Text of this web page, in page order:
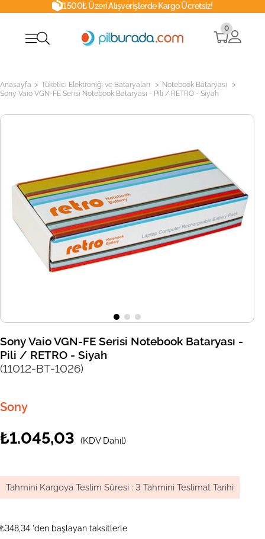
1500₺ Üzeri Alışverişlerde Kargo Ücretsiz!
0
Anasayfa > Tüketici Elektroniği ve Bataryaları > Notebook Bataryası >
Sony Vaio VGN-FE Serisi Notebook Bataryası - Pili / RETRO - Siyah
Sony Vaio VGN-FE Serisi Notebook Bataryası -
Pili / RETRO - Siyah
(11012-BT-1026)
Sony
₺1.045,03 (KDV Dahil)
Tahmini Kargoya Teslim Süresi : 3 Tahmini Teslimat Tarihi
₺348,34 'den başlayan taksitlerle